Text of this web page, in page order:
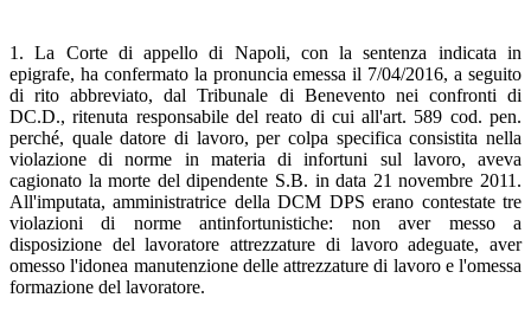
1. La Corte di appello di Napoli, con la sentenza indicata in
epigrafe, ha confermato la pronuncia emessa il 7/04/2016, a seguito
di rito abbreviato, dal Tribunale di Benevento nei confronti di
DC.D., ritenuta responsabile del reato di cui all'art. 589 cod. pen.
perché, quale datore di lavoro, per colpa specifica consistita nella
violazione di norme in materia di infortuni sul lavoro, aveva
cagionato la morte del dipendente S.B. in data 21 novembre 2011.
All'imputata, amministratrice della DCM DPS erano contestate tre
violazioni di norme antinfortunistiche: non aver messo a
disposizione del lavoratore attrezzature di lavoro adeguate, aver
omesso l'idonea manutenzione delle attrezzature di lavoro e l'omessa
formazione del lavoratore.